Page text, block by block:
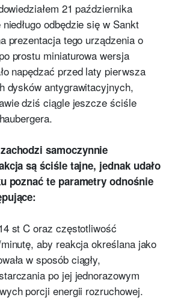
21 października
odbędzie się w Sankt
prezentacja tego urządzenia o
prostu miniaturowa wersja
napędzać przed laty pierwsza
dysków antygrawitacyjnych,
dziś ciągle jeszcze ściśle
samoczynnie
są ściśle tajne, jednak udało
poznać te parametry odnośnie
st C oraz częstotliwość
aby reakcja określana jako
w sposób ciągły,
po jej jednorazowym
porcji energii rozruchowej.